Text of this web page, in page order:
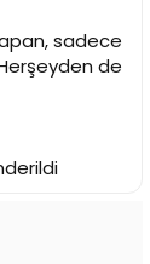
sadece
de